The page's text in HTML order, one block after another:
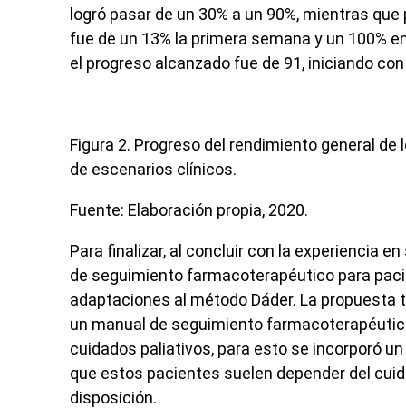
logró pasar de un 30% a un 90%, mientras
fue de un 13% la primera semana y un 100%
el progreso alcanzado fue de 91, iniciando
Figura 2. Progreso del rendimiento general
de escenarios clínicos.
Fuente: Elaboración propia, 2020.
Para finalizar, al concluir con la experiencia
de seguimiento farmacoterapéutico para
adaptaciones al método Dáder. La
un manual de seguimiento
cuidados paliativos, para esto se incorporó
que estos pacientes suelen depender del
disposición.